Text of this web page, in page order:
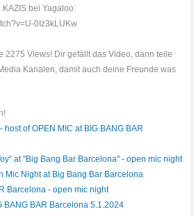
bei Yagaloo:
0Iz3kLUKw
2275 Views! Dir gefällt das Video, dann teile
Kanälen, damit auch deine Freunde was
host of OPEN MIC at BIG BANG BAR
at "Big Bang Bar Barcelona" - open mic night
Mic Night at Big Bang Bar Barcelona
Barcelona - open mic night
BANG BAR Barcelona 5.1.2024